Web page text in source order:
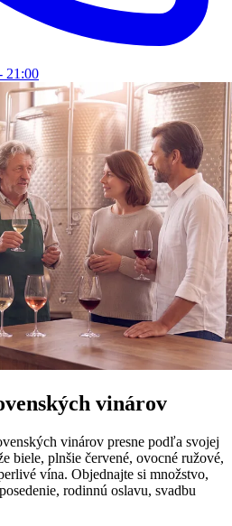
21:00
vinárov
vinárov presne podľa svojej
biele, plnšie červené, ovocné ružové,
vína. Objednajte si množstvo,
rodinnú oslavu, svadbu